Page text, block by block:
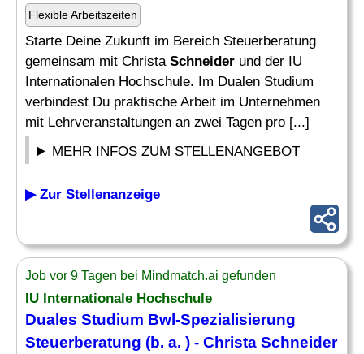
Flexible Arbeitszeiten
Starte Deine Zukunft im Bereich Steuerberatung
gemeinsam mit Christa Schneider und der IU
Internationalen Hochschule. Im Dualen Studium
verbindest Du praktische Arbeit im Unternehmen
mit Lehrveranstaltungen an zwei Tagen pro [...]
MEHR INFOS ZUM STELLENANGEBOT
▶ Zur Stellenanzeige
Job vor 9 Tagen bei Mindmatch.ai gefunden
IU Internationale Hochschule
Duales Studium Bwl-Spezialisierung
Steuerberatung (b. a. ) - Christa Schneider